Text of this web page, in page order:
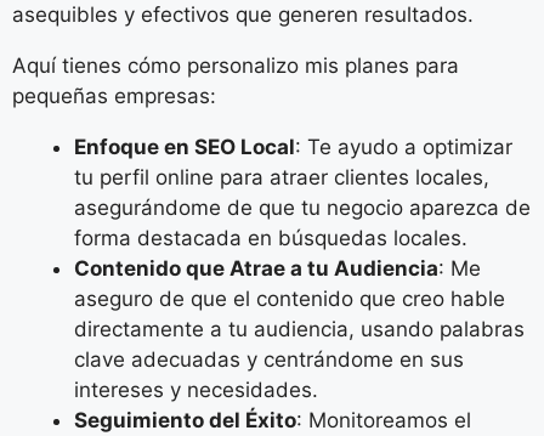
asequibles y efectivos que generen resultados.
Aquí tienes cómo personalizo mis planes para
pequeñas empresas:
Enfoque en SEO Local: Te ayudo a optimizar
tu perfil online para atraer clientes locales,
asegurándome de que tu negocio aparezca de
forma destacada en búsquedas locales.
Contenido que Atrae a tu Audiencia: Me
aseguro de que el contenido que creo hable
directamente a tu audiencia, usando palabras
clave adecuadas y centrándome en sus
intereses y necesidades.
Seguimiento del Éxito: Monitoreamos el